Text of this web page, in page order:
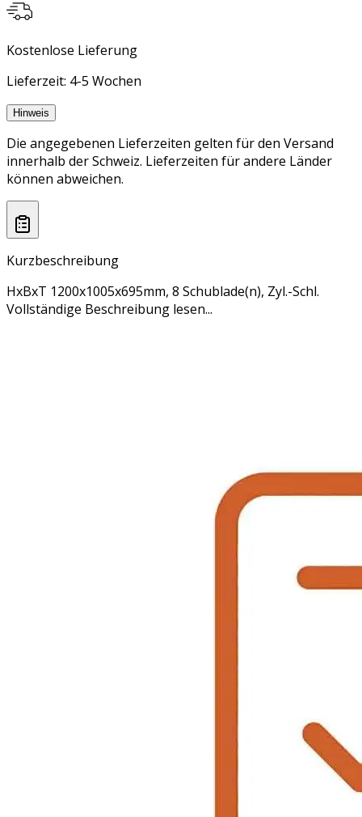
Kostenlose Lieferung
Lieferzeit: 4-5 Wochen
Hinweis
Die angegebenen Lieferzeiten gelten für den Versand
innerhalb der Schweiz. Lieferzeiten für andere Länder
können abweichen.
Kurzbeschreibung
HxBxT 1200x1005x695mm, 8 Schublade(n), Zyl.-Schl.
Vollständige Beschreibung lesen...